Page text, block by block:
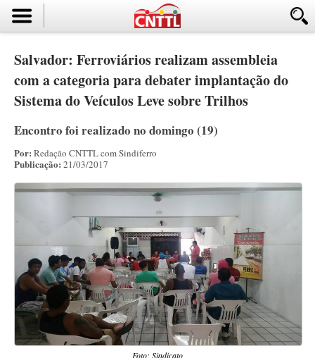
Salvador: Ferroviários realizam assembleia
com a categoria para debater implantação do
Sistema do Veículos Leve sobre Trilhos
Encontro foi realizado no domingo (19)
Por: Redação CNTTL com Sindiferro
Publicação: 21/03/2017
Foto: Sindicato